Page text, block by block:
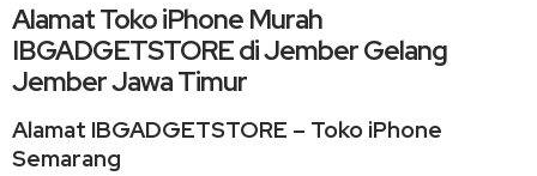
Alamat Toko iPhone Murah
IBGADGETSTORE di Jember Gelang
Jember Jawa Timur
Alamat IBGADGETSTORE – Toko iPhone
Semarang